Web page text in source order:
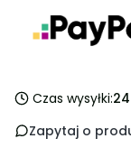
Czas wysyłki:
Zapytaj o